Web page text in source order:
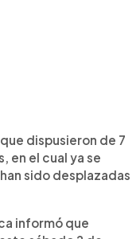
dispusieron de 7
en el cual ya se
sido desplazadas
informó que